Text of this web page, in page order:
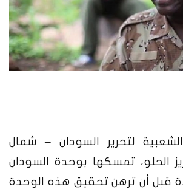
لتحرير السودان – شمال
الحلو، تمسكها بوحدة السودان
قبل أن ترهن تحقيق هذه الوحدة